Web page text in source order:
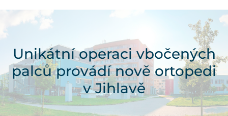
Unikátní operaci vbočených
palců provádí nově ortopedi
v Jihlavě